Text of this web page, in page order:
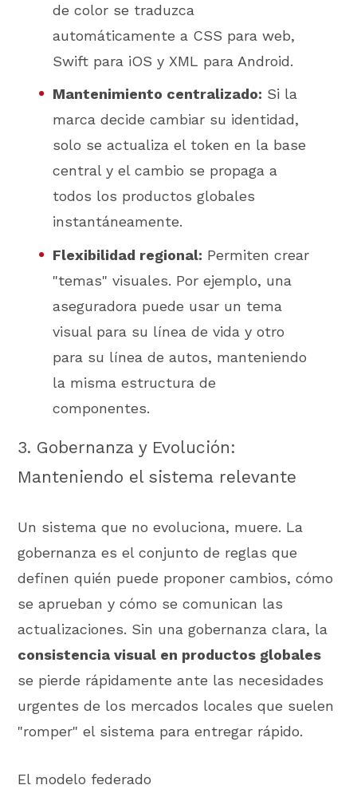
de color se traduzca
automáticamente a CSS para web,
Swift para iOS y XML para Android.
Mantenimiento centralizado: Si la
marca decide cambiar su identidad,
solo se actualiza el token en la base
central y el cambio se propaga a
todos los productos globales
instantáneamente.
Flexibilidad regional: Permiten crear
"temas" visuales. Por ejemplo, una
aseguradora puede usar un tema
visual para su línea de vida y otro
para su línea de autos, manteniendo
la misma estructura de
componentes.
3. Gobernanza y Evolución:
Manteniendo el sistema relevante
Un sistema que no evoluciona, muere. La
gobernanza es el conjunto de reglas que
definen quién puede proponer cambios, cómo
se aprueban y cómo se comunican las
actualizaciones. Sin una gobernanza clara, la
consistencia visual en productos globales
se pierde rápidamente ante las necesidades
urgentes de los mercados locales que suelen
"romper" el sistema para entregar rápido.
El modelo federado